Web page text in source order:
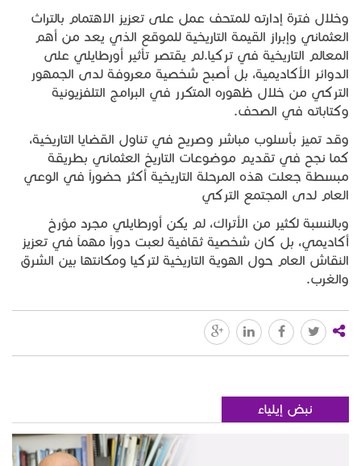
وخلال فترة إدارته للمتحف عمل على تعزيز الاهتمام بالتراث
العثماني وإبراز القيمة التاريخية للموقع الذي يعد من أهم
المعالم التاريخية في تركيا.لم يقتصر تأثير أورطايلي على
الدوائر الأكاديمية، بل أصبح شخصية معروفة لدى الجمهور
التركي من خلال ظهوره المتكرر في البرامج التلفزيونية
وكتاباته في الصحف.
وقد تميز بأسلوب مباشر وصريح في تناول القضايا التاريخية،
كما نجح في تقديم موضوعات التاريخ العثماني بطريقة
مبسطة جعلت هذه المرحلة التاريخية أكثر حضوراً في الوعي
العام لدى المجتمع التركي
وبالنسبة لكثير من الأتراك، لم يكن أورطايلي مجرد مؤرخ
أكاديمي، بل كان شخصية ثقافية لعبت دوراً مهماً في تعزيز
النقاش العام حول الهوية التاريخية لتركيا ومكانتها بين الشرق
والغرب.
نبض إيلياء